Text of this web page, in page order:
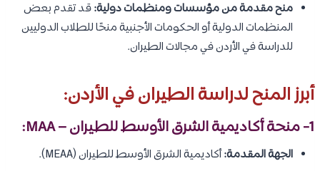
منح مقدمة من مؤسسات ومنظمات دولية:قد تقدم بعض
المنظمات الدولية أو الحكومات الأجنبية منحًا للطلاب الدوليين
للدراسة في الأردن في مجالات الطيران.
أبرز المنح لدراسة الطيران في الأردن:
1- منحة أكاديمية الشرق الأوسط للطيران– MAA:
الجهة المقدمة:أكاديمية الشرق الأوسط للطيران (MEAA).